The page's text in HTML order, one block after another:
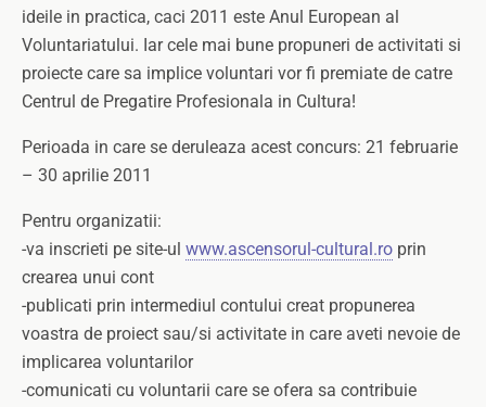
ideile in practica, caci 2011 este Anul European al
Voluntariatului. Iar cele mai bune propuneri de activitati si
proiecte care sa implice voluntari vor fi premiate de catre
Centrul de Pregatire Profesionala in Cultura!
Perioada in care se deruleaza acest concurs: 21 februarie
– 30 aprilie 2011
Pentru organizatii:
-va inscrieti pe site-ul www.ascensorul-cultural.ro prin
crearea unui cont
-publicati prin intermediul contului creat propunerea
voastra de proiect sau/si activitate in care aveti nevoie de
implicarea voluntarilor
-comunicati cu voluntarii care se ofera sa contribuie